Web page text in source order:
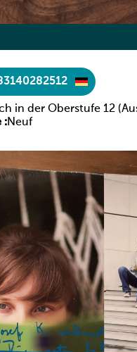
in der Oberstufe 12
Arbeitsheft)
:Neuf